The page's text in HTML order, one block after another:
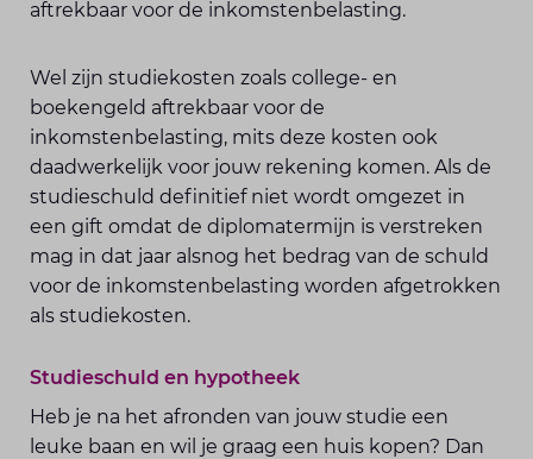
aftrekbaar voor de inkomstenbelasting.
Wel zijn studiekosten zoals college- en
boekengeld aftrekbaar voor de
inkomstenbelasting, mits deze kosten ook
daadwerkelijk voor jouw rekening komen. Als de
studieschuld definitief niet wordt omgezet in
een gift omdat de diplomatermijn is verstreken
mag in dat jaar alsnog het bedrag van de schuld
voor de inkomstenbelasting worden afgetrokken
als studiekosten.
Studieschuld en hypotheek
Heb je na het afronden van jouw studie een
leuke baan en wil je graag een huis kopen? Dan